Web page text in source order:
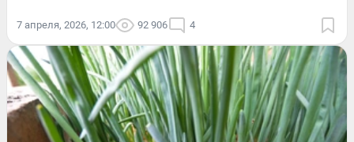
7 апреля, 2026, 12:00 92 906 4